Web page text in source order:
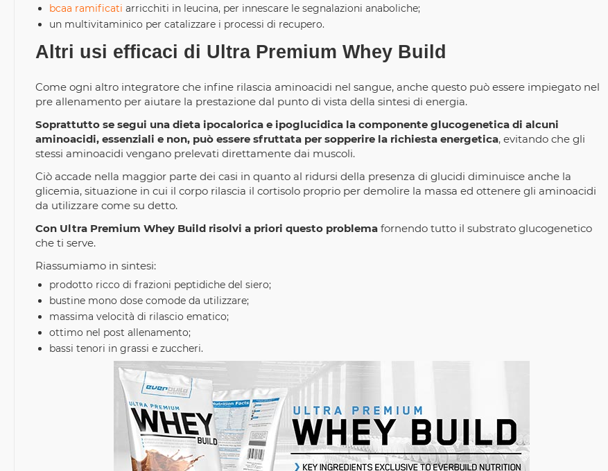
bcaa ramificati arricchiti in leucina, per innescare le segnalazioni anaboliche;
un multivitaminico per catalizzare i processi di recupero.
Altri usi efficaci di Ultra Premium Whey Build
Come ogni altro integratore che infine rilascia aminoacidi nel sangue, anche questo può essere impiegato nel
pre allenamento per aiutare la prestazione dal punto di vista della sintesi di energia.
Soprattutto se segui una dieta ipocalorica e ipoglucidica la componente glucogenetica di alcuni
aminoacidi, essenziali e non, può essere sfruttata per sopperire la richiesta energetica, evitando che gli
stessi aminoacidi vengano prelevati direttamente dai muscoli.
Ciò accade nella maggior parte dei casi in quanto al ridursi della presenza di glucidi diminuisce anche la
glicemia, situazione in cui il corpo rilascia il cortisolo proprio per demolire la massa ed ottenere gli aminoacidi
da utilizzare come su detto.
Con Ultra Premium Whey Build risolvi a priori questo problema fornendo tutto il substrato glucogenetico
che ti serve.
Riassumiamo in sintesi:
prodotto ricco di frazioni peptidiche del siero;
bustine mono dose comode da utilizzare;
massima velocità di rilascio ematico;
ottimo nel post allenamento;
bassi tenori in grassi e zuccheri.